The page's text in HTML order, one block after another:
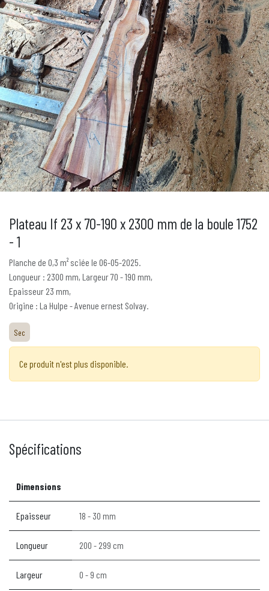
Plateau If 23 x 70-190 x 2300 mm de la boule 1752
- 1
Planche de 0,3 m² sciée le 06-05-2025.
Longueur : 2300 mm, Largeur 70 - 190 mm,
Epaisseur 23 mm,
Origine : La Hulpe - Avenue ernest Solvay.
Sec
Ce produit n'est plus disponible.
Spécifications
Dimensions
Epaisseur 18 - 30 mm
Longueur 200 - 299 cm
Largeur 0 - 9 cm